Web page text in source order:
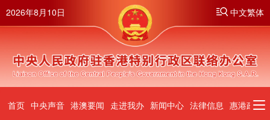
2026年8月10日 中文繁体
首页 中央声音 港澳要闻 走进我办 新闻中心 法律信息 惠港政策